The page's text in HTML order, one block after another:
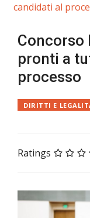
candidati al
Concorso
pronti a
processo
DIRITTI E
Ratings